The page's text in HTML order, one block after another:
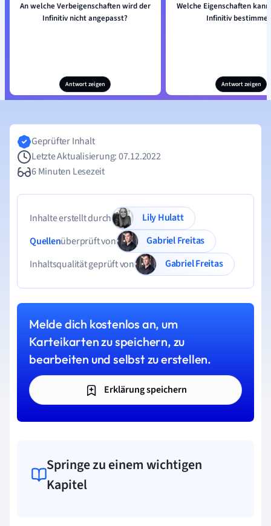
An welche Verbeigenschaften wird der
Infinitiv nicht angepasst?
Antwort zeigen
Welche Eigenschaften
Infinitiv
Antwort zeigen
Geprüfter Inhalt
Letzte Aktualisierung: 07.12.2022
6 Minuten Lesezeit
Inhalte erstellt durch
Lily Hulatt
Quellenüberprüft von
Gabriel Freitas
Inhaltsqualität geprüft von
Gabriel Freitas
Melde dich kostenlos an, um
Karteikarten zu speichern, zu
bearbeiten und selbst zu erstellen.
Erklärung speichern
Springe zu einem wichtigen
Kapitel